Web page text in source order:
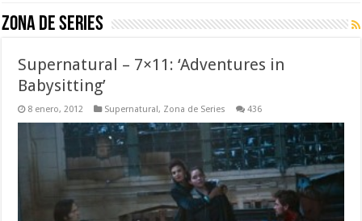
Zona de Series
Supernatural – 7×11: ‘Adventures in
Babysitting’
8 enero, 2012 Supernatural, Zona de Series 436